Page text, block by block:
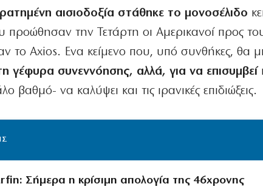
αισιοδοξία στάθηκε το μονοσέλιδο
την Τετάρτη οι Αμερικανοί προς
το Axios. Ενα κείμενο που, υπό συνθήκες, θα
γέφυρα συνεννόησης, αλλά, για να επισυμβεί
βαθμό- να καλύψει και τις ιρανικές επιδιώξεις.
Σήμερα η κρίσιμη απολογία της 46χρονης